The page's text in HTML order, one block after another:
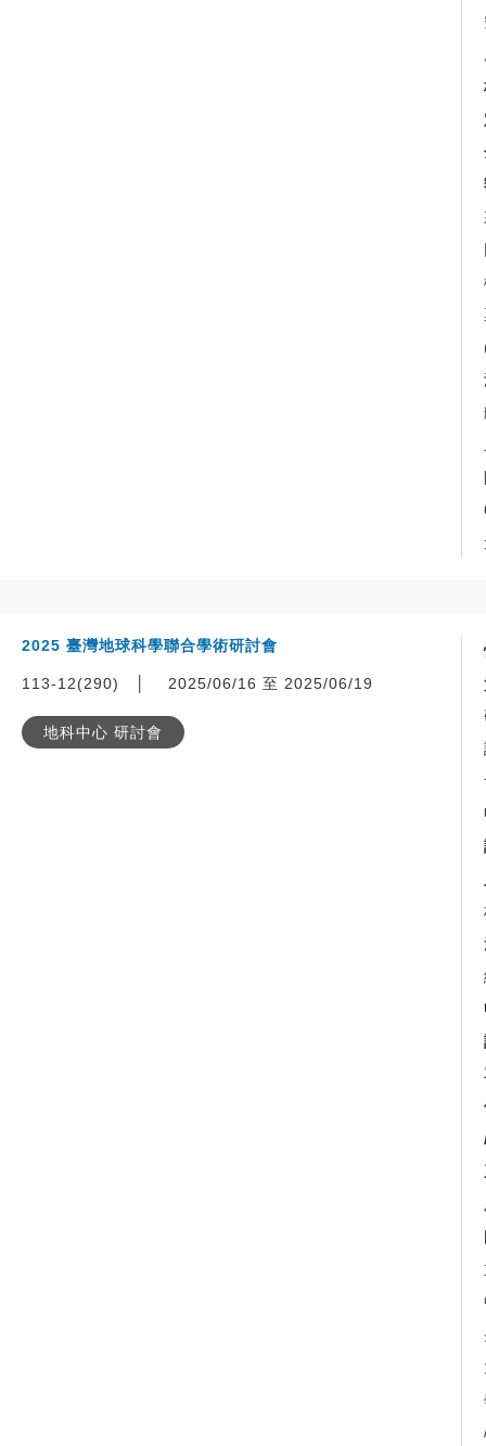
2025 臺灣地球科學聯合學術研討會
113-12(290) 2025/06/16 至 2025/06/19
地科中心 研討會